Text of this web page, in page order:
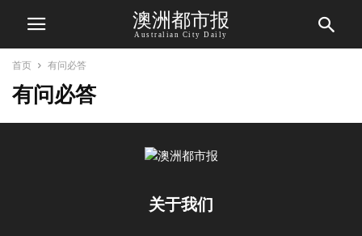
澳洲都市报
Australian City Daily
首页 有问必答
有问必答
关于我们